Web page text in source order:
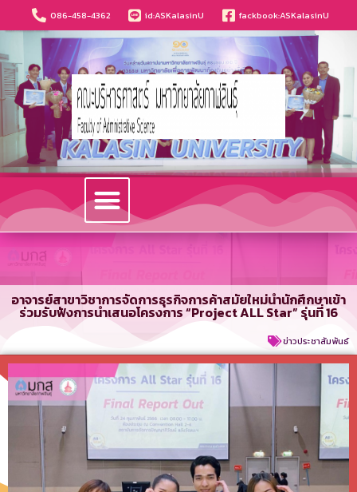
086-458-4362 id:ASKalasinU fackbook:ASKalasinU
อาจารย์สาขาวิชาการจัดการธุรกิจการค้าสมัยใหม่นำนักศึกษาเข้า
ร่วมรับฟังการนำเสนอโครงการ “Project ALL Star” รุ่นที่ 16
ข่าวประชาสัมพันธ์